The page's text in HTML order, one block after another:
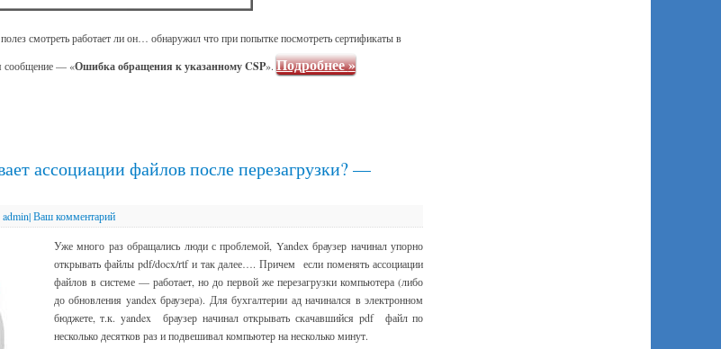
смотреть работает ли он… обнаружил что при попытке посмотреть сертификаты в
сообщение — «Ошибка обращения к указанному CSP». Подробнее»
ассоциации файлов после перезагрузки? —
admin| Ваш комментарий
Уже много раз обращались люди с проблемой, Yandex браузер начинал упорно
открывать файлы pdf/docx/rtf и так далее…. Причем если поменять ассоциации
файлов в системе — работает, но до первой же перезагрузки компьютера (либо
до обновления yandex браузера). Для бухгалтерии ад начинался в электронном
бюджете, т.к. yandex браузер начинал открывать скачавшийся pdf файл по
несколько десятков раз и подвешивал компьютер на несколько минут.